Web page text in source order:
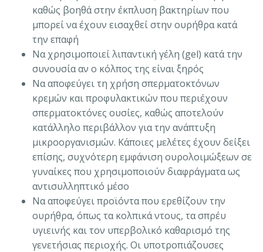
καθώς βοηθά στην έκπλυση βακτηρίων που
μπορεί να έχουν εισαχθεί στην ουρήθρα κατά
την επαφή
Να χρησιμοποιεί λιπαντική γέλη (gel) κατά την
συνουσία αν ο κόλπος της είναι ξηρός
Να αποφεύγει τη χρήση σπερματοκτόνων
κρεμών και προφυλακτικών που περιέχουν
σπερματοκτόνες ουσίες, καθώς αποτελούν
κατάλληλο περιβάλλον για την ανάπτυξη
μικροοργανισμών. Κάποιες μελέτες έχουν δείξει
επίσης, συχνότερη εμφάνιση ουρολοιμώξεων σε
γυναίκες που χρησιμοποιούν διαφράγματα ως
αντισυλληπτικό μέσο
Να αποφεύγει προϊόντα που ερεθίζουν την
ουρήθρα, όπως τα κολπικά ντους, τα σπρέυ
υγιεινής και τον υπερβολικό καθαρισμό της
γενετήσιας περιοχής. Οι υποτροπιάζουσες